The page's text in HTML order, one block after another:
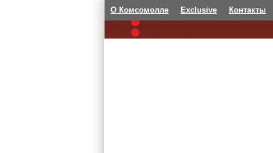
О Комсомолле Exclusive Контакты